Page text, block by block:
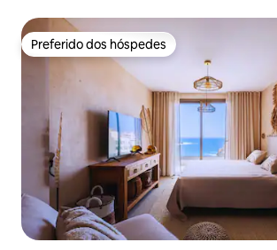
Preferido dos hóspedes
Preferido dos hóspedes